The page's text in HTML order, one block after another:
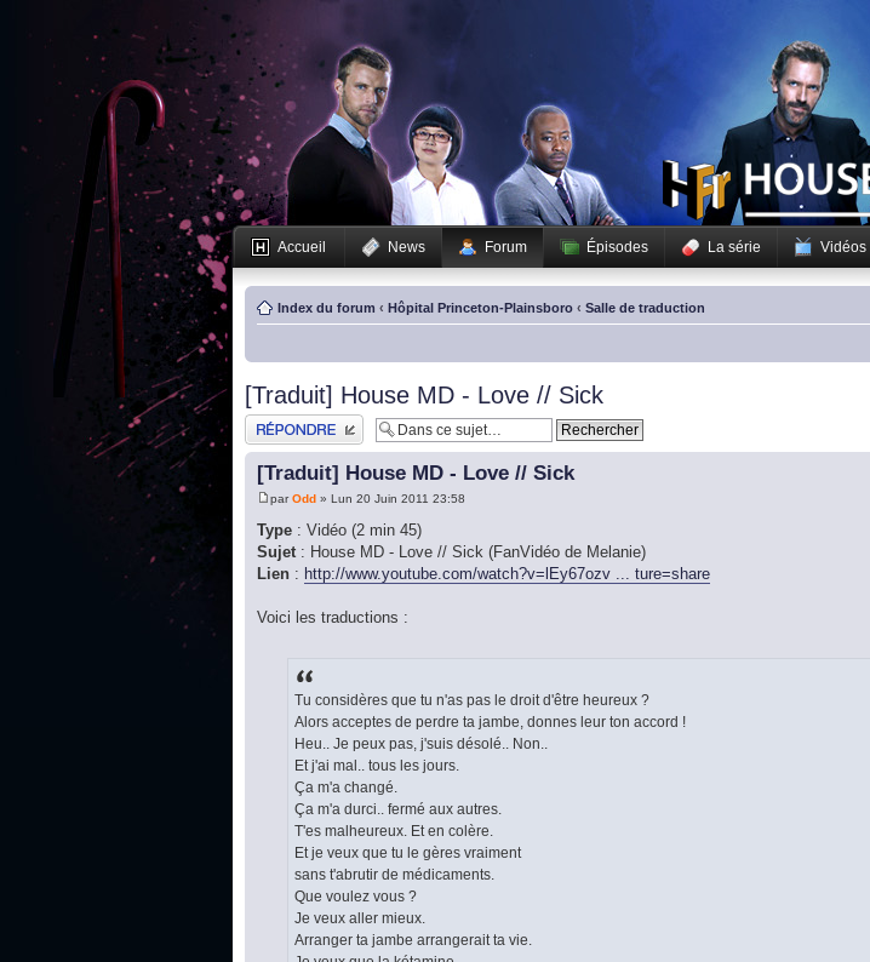
Accueil News Forum Épisodes La série Vidéos
Index du forum ‹ Hôpital Princeton-Plainsboro ‹ Salle de traduction
[Traduit] House MD - Love // Sick
Publier une réponse
[Traduit] House MD - Love // Sick
parOdd » Lun 20 Juin 2011 23:58
Type : Vidéo (2 min 45)
Sujet: House MD - Love // Sick (FanVidéo de Melanie)
Lien : http://www.youtube.com/watch?v=lEy67ozv ... ture=share
Voici les traductions :
Tu considères que tu n'as pas le droit d'être heureux ?
Alors acceptes de perdre ta jambe, donnes leur ton accord !
Heu.. Je peux pas, j'suis désolé.. Non..
Et j'ai mal.. tous les jours.
Ça m'a changé.
Ça m'a durci.. fermé aux autres.
T'es malheureux. Et en colère.
Et je veux que tu le gères vraiment
sans t'abrutir de médicaments.
Que voulez vous ?
Je veux aller mieux.
Arranger ta jambe arrangerait ta vie.